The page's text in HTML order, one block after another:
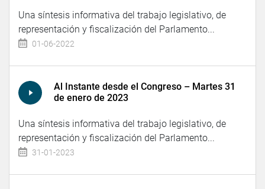
Una síntesis informativa del trabajo legislativo, de
representación y fiscalización del Parlamento...
01-06-2022
Al Instante desde el Congreso – Martes 31
de enero de 2023
Una síntesis informativa del trabajo legislativo, de
representación y fiscalización del Parlamento...
31-01-2023